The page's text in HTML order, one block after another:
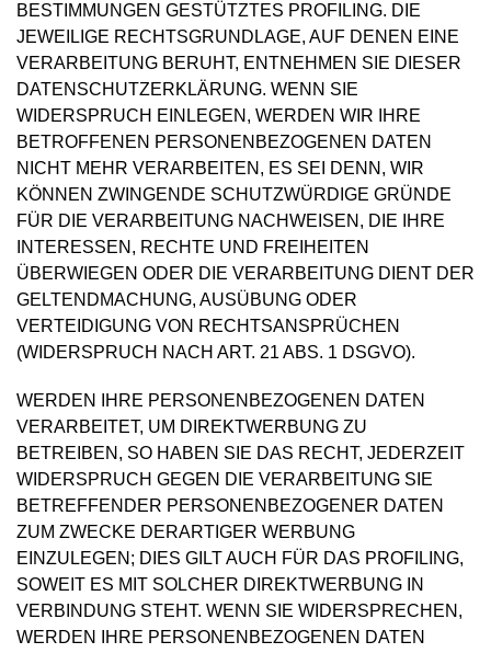
BESTIMMUNGEN GESTÜTZTES PROFILING. DIE
JEWEILIGE RECHTSGRUNDLAGE, AUF DENEN EINE
VERARBEITUNG BERUHT, ENTNEHMEN SIE DIESER
DATENSCHUTZERKLÄRUNG. WENN SIE
WIDERSPRUCH EINLEGEN, WERDEN WIR IHRE
BETROFFENEN PERSONENBEZOGENEN DATEN
NICHT MEHR VERARBEITEN, ES SEI DENN, WIR
KÖNNEN ZWINGENDE SCHUTZWÜRDIGE GRÜNDE
FÜR DIE VERARBEITUNG NACHWEISEN, DIE IHRE
INTERESSEN, RECHTE UND FREIHEITEN
ÜBERWIEGEN ODER DIE VERARBEITUNG DIENT DER
GELTENDMACHUNG, AUSÜBUNG ODER
VERTEIDIGUNG VON RECHTSANSPRÜCHEN
(WIDERSPRUCH NACH ART. 21 ABS. 1 DSGVO).
WERDEN IHRE PERSONENBEZOGENEN DATEN
VERARBEITET, UM DIREKTWERBUNG ZU
BETREIBEN, SO HABEN SIE DAS RECHT, JEDERZEIT
WIDERSPRUCH GEGEN DIE VERARBEITUNG SIE
BETREFFENDER PERSONENBEZOGENER DATEN
ZUM ZWECKE DERARTIGER WERBUNG
EINZULEGEN; DIES GILT AUCH FÜR DAS PROFILING,
SOWEIT ES MIT SOLCHER DIREKTWERBUNG IN
VERBINDUNG STEHT. WENN SIE WIDERSPRECHEN,
WERDEN IHRE PERSONENBEZOGENEN DATEN